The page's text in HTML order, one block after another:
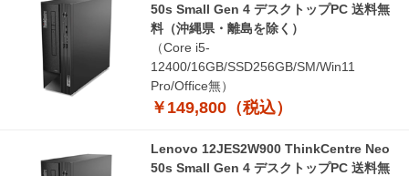
50s Small Gen 4 デスクトップPC 送料無
料（沖縄県・離島を除く）
（Core i5-
12400/16GB/SSD256GB/SM/Win11
Pro/Office無）
￥149,800（税込）
Lenovo 12JES2W900 ThinkCentre Neo
50s Small Gen 4 デスクトップPC 送料無